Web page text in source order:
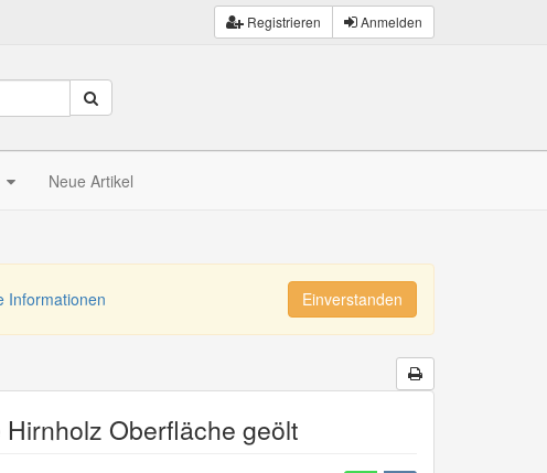
Registrieren Anmelden
Neue Artikel
Informationen Einverstanden
Oberfläche geölt